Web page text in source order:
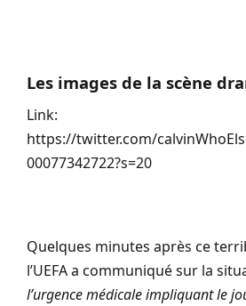
Les images de la scène
Link:
https://twitter.com/
00077342722?s=20
Quelques minutes après ce
l’UEFA a communiqué sur la
l’urgence médicale impliquant le